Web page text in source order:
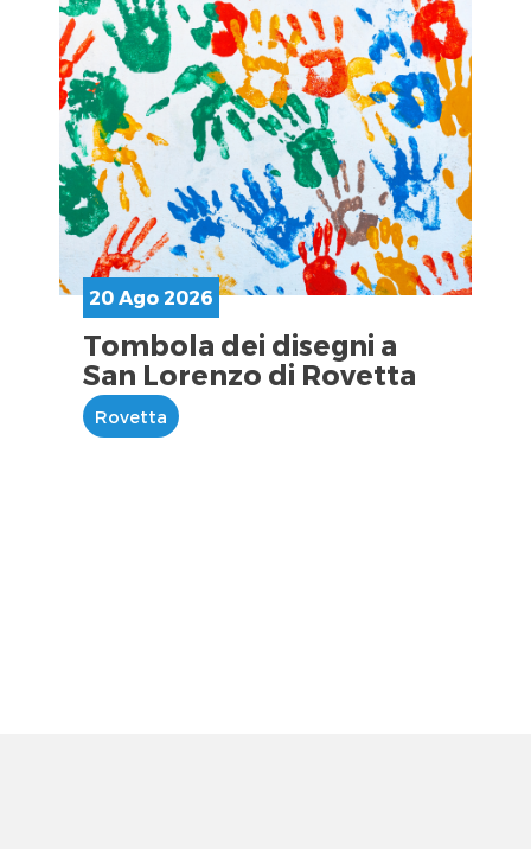
20 Ago 2026
Tombola dei disegni a
San Lorenzo di Rovetta
Rovetta